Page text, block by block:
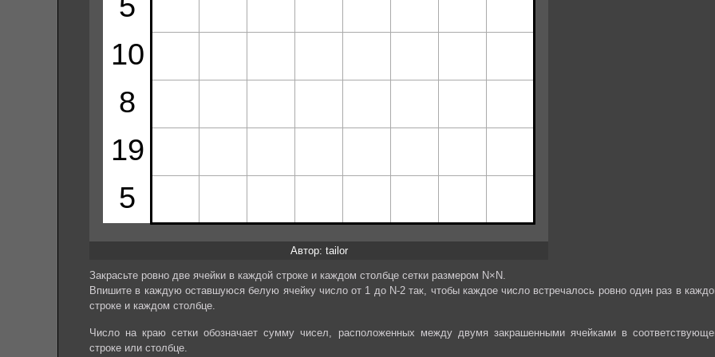
Автор: tailor
Закрасьте ровно две ячейки в каждой строке и каждом столбце сетки размером N×N.
Впишите в каждую оставшуюся белую ячейку число от 1 до N-2 так, чтобы каждое число встречалось ровно один раз в
строке и каждом столбце.
Число на краю сетки обозначает сумму чисел, расположенных между двумя закрашенными ячейками в
строке или столбце.